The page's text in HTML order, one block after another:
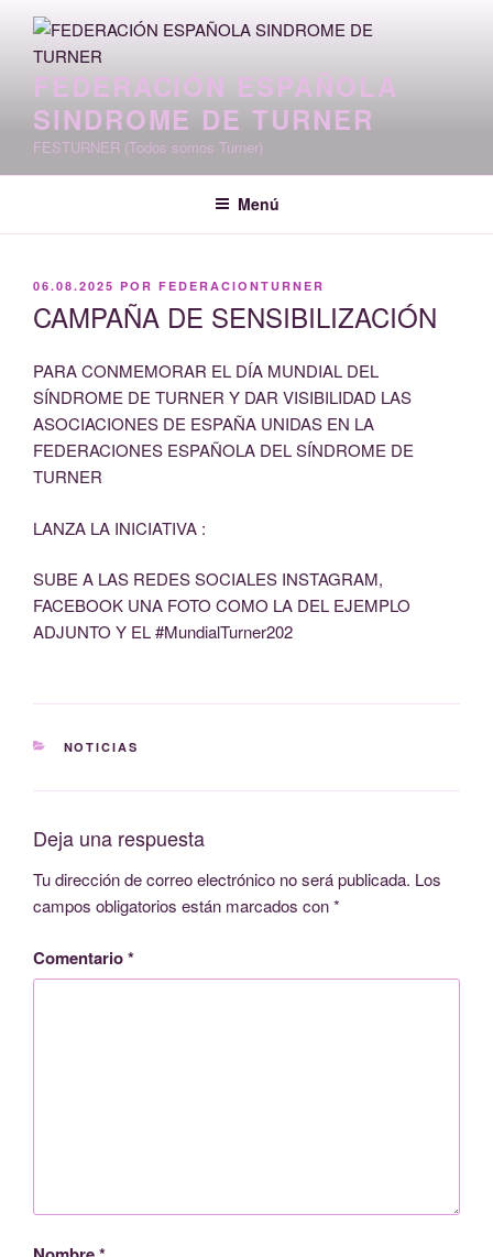
Saltar
contenido
FEDERACIÓN ESPAÑOLA
SINDROME DE TURNER
FESTURNER (Todos somos Turner)
Menú
PUBLICADO
06.08.2025 POR FEDERACIONTURNER
CAMPAÑA DE SENSIBILIZACIÓN
PARA CONMEMORAR EL DÍA MUNDIAL DEL
SÍNDROME DE TURNER Y DAR VISIBILIDAD LAS
ASOCIACIONES DE ESPAÑA UNIDAS EN LA
FEDERACIONES ESPAÑOLA DEL SÍNDROME DE
TURNER
LANZA LA INICIATIVA :
SUBE A LAS REDES SOCIALES INSTAGRAM,
FACEBOOK UNA FOTO COMO LA DEL EJEMPLO
ADJUNTO Y EL #MundialTurner202
CATEGORÍAS
NOTICIAS
Deja una respuesta
Tu dirección de correo electrónico no será publicada. Los
campos obligatorios están marcados con*
Comentario*